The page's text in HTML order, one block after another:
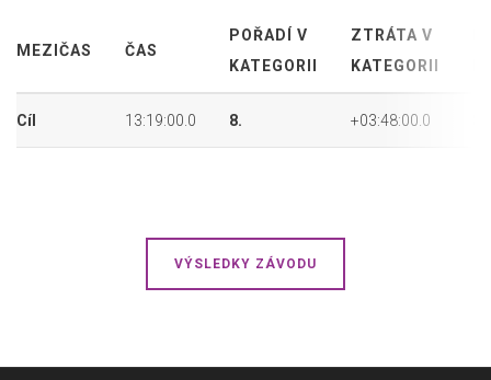
MEZIČAS ČAS
POŘADÍ V
KATEGORII
ZTRÁTA V
KATEGORII
Cíl 13:19:00.0 8. +03:48:00.0
VÝSLEDKY ZÁVODU